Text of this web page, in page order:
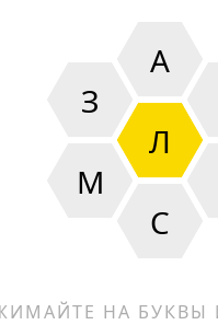
Л
А
З
М
С